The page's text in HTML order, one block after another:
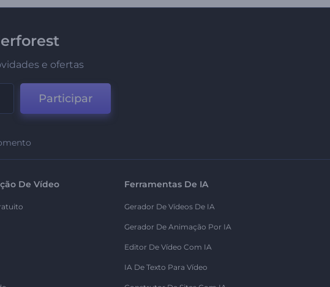
e ofertas
Participar
De Vídeo Ferramentas De IA
Gerador De Vídeos De IA
Gerador De Animação Por IA
Editor De Vídeo Com IA
IA De Texto Para Vídeo